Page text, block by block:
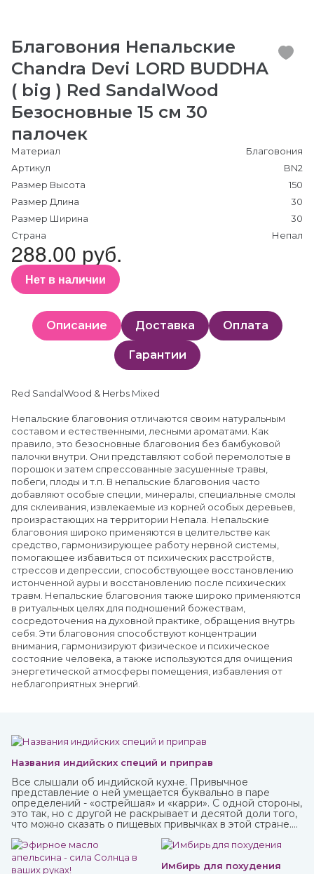
Благовония Непальские
Chandra Devi LORD BUDDHA
( big ) Red SandalWood
Безосновные 15 см 30
палочек
Материал
Благовония
Артикул
BN2
Размер Высота
150
Размер Длина
30
Размер Ширина
30
Страна
Непал
288.00 руб.
Нет в наличии
Описание Доставка Оплата
Гарантии
Red SandalWood & Herbs Mixed
Непальские благовония отличаются своим натуральным
составом и естественными, лесными ароматами. Как
правило, это безосновные благовония без бамбуковой
палочки внутри. Они представляют собой перемолотые в
порошок и затем спрессованные засушенные травы,
побеги, плоды и т.п. В непальские благовония часто
добавляют особые специи, минералы, специальные смолы
для склеивания, извлекаемые из корней особых деревьев,
произрастающих на территории Непала. Непальские
благовония широко применяются в целительстве как
средство, гармонизирующее работу нервной системы,
помогающее избавиться от психических расстройств,
стрессов и депрессии, способствующее восстановлению
истонченной ауры и восстановлению после психических
травм. Непальские благовония также широко применяются
в ритуальных целях для подношений божествам,
сосредоточения на духовной практике, обращения внутрь
себя. Эти благовония способствуют концентрации
внимания, гармонизируют физическое и психическое
состояние человека, а также используются для очищения
энергетической атмосферы помещения, избавления от
неблагоприятных энергий.
Названия индийских специй и приправ
Все слышали об индийской кухне. Привычное
представление о ней умещается буквально в паре
определений - «острейшая» и «карри». С одной стороны,
это так, но с другой не раскрывает и десятой доли того,
что можно сказать о пищевых привычках в этой стране.
Присутствующие в ней специи и их сочетания
подобраны специально таким образом, чтобы не только
придавать удивительные вкусовые свойства блюдам, но
Имбирь для похудения